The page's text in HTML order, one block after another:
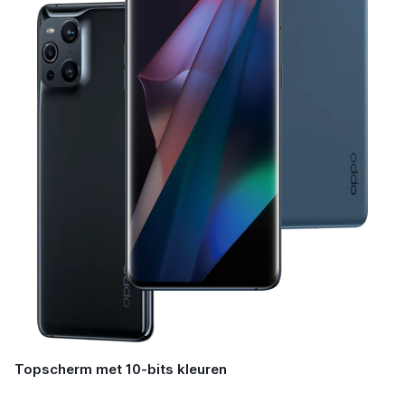
Topscherm met 10-bits kleuren